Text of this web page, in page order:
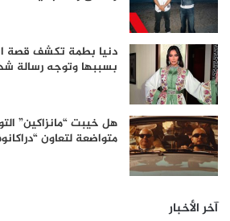
دنيا بطمة تكشف قصة
بسببها وتوجه رسالة
هل خيبت “مانزاكين”
متواضعة لتعاون
آخر الأخبار